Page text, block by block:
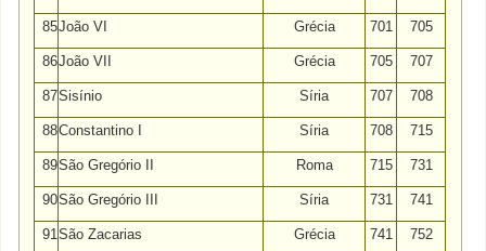
85João VI Grécia 701 705
86João VII Grécia 705 707
87Sisínio Síria 707 708
88Constantino I Síria 708 715
89São Gregório II Roma 715 731
90São Gregório III Síria 731 741
91São Zacarias Grécia 741 752